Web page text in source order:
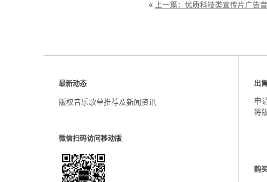
« 上一篇：优质科技类宣传片广告音乐，提
最新动态
版权音乐歌单推荐及新闻资讯
微信扫码访问移动版
出
申
将
购